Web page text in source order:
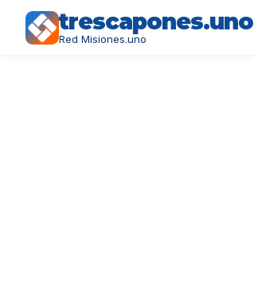
trescapones.uno
Red Misiones.uno